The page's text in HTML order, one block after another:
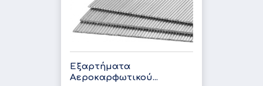
Εξαρτήματα
Αεροκαρφωτικού...